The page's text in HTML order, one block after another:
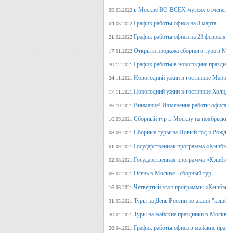
09.03.2022 в Москве ВО ВСЕХ музеях
04.03.2022 График работы офиса на 8 марта
21.02.2022 График работы офиса на 23 февраля
17.01.2022 Открыта продажа сборного тура в
30.12.2021 График работы в новогодние
24.11.2021 Новогодний ужин в гостинице
17.11.2021 Новогодний ужин в гостинице
26.10.2021 Внимание! Изменение работы
16.09.2021 Сборный тур в Москву на
08.09.2021 Сборные туры на Новый год и
01.09.2021 Государственная программа
02.08.2021 Государственная программа
06.07.2021 Осень в Москве - сборный тур
16.06.2021 Четвёртый этап программы
31.05.2021 Туры на День России по акции
30.04.2021 Туры на майские праздники в
28.04.2021 График работы офиса в майские